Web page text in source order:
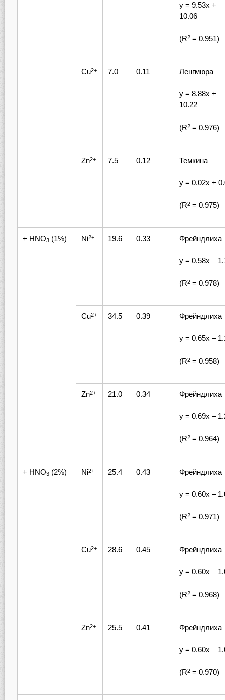
у = 9.53х +
10.06
(R2= 0.951)
Cu2+ 7.0 0.11 Ленгмюра
у = 8.88х +
10.22
(R2= 0.976)
Zn2+ 7.5 0.12 Темкина
у = 0.02х +
(R2= 0.975)
+ HNO3(1%) Ni2+ 19.6 0.33 Фрейндлиха
у = 0.58х –
(R2= 0.978)
Cu2+ 34.5 0.39 Фрейндлиха
у = 0.65х –
(R2= 0.958)
Zn2+ 21.0 0.34 Фрейндлиха
у = 0.69х –
(R2= 0.964)
+ HNO3(2%) Ni2+ 25.4 0.43 Фрейндлиха
у = 0.60х –
(R2= 0.971)
Cu2+ 28.6 0.45 Фрейндлиха
у = 0.60х –
(R2= 0.968)
Zn2+ 25.5 0.41 Фрейндлиха
у = 0.60х –
(R2= 0.970)